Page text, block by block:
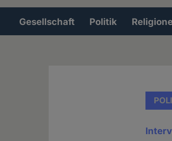
Hauptnavigation
Gesellschaft Politik